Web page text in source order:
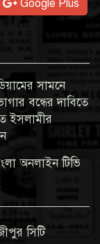
Google Plus
সামনে
বন্ধের দাবিতে
ইসলামীর
অনলাইন টিভি
সিটি